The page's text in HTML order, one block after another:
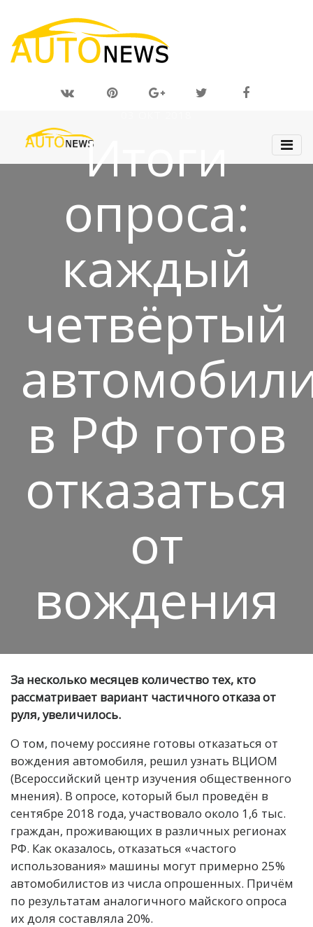
Итоги
опроса:
каждый
четвёртый
в РФ готов
отказаться
от
вождения
За несколько месяцев количество тех, кто
рассматривает вариант частичного отказа от
руля, увеличилось.
О том, почему россияне готовы отказаться от
вождения автомобиля, решил узнать ВЦИОМ
(Всероссийский центр изучения общественного
мнения). В опросе, который был проведён в
сентябре 2018 года, участвовало около 1,6 тыс.
граждан, проживающих в различных регионах
РФ. Как оказалось, отказаться «частого
использования» машины могут примерно 25%
автомобилистов из числа опрошенных. Причём
по результатам аналогичного майского опроса
их доля составляла 20%.